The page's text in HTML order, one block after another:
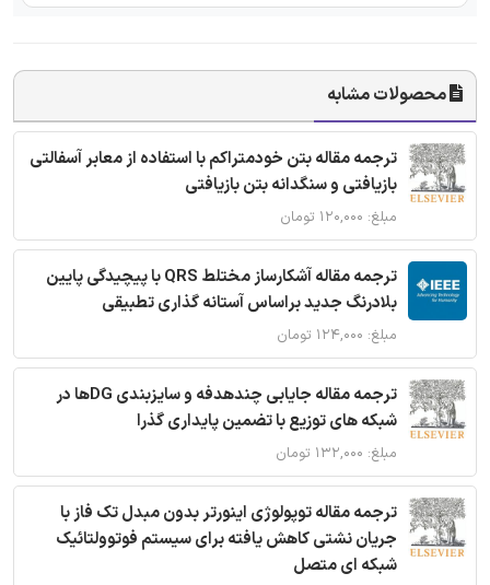
محصولات مشابه
ترجمه مقاله بتن خودمتراکم با استفاده از معابر آسفالتی
بازیافتی و سنگدانه بتن بازیافتی
مبلغ: ۱۲۰,۰۰۰ تومان
ترجمه مقاله آشکارساز مختلط QRS با پیچیدگی پایین
بلادرنگ جدید براساس آستانه گذاری تطبیقی
مبلغ: ۱۲۴,۰۰۰ تومان
ترجمه مقاله جایابی چندهدفه و سایزبندی DGها در
شبکه های توزیع با تضمین پایداری گذرا
مبلغ: ۱۳۲,۰۰۰ تومان
ترجمه مقاله توپولوژی اینورتر بدون مبدل تک فاز با
جریان نشتی کاهش یافته برای سیستم فوتوولتائیک
شبکه ای متصل